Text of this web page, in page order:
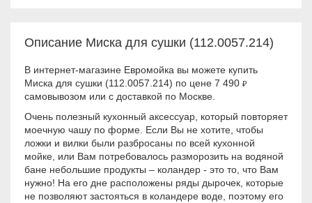
Описание Миска для сушки (112.0057.214)
В интернет-магазине Евромойка вы можете купить
Миска для сушки (112.0057.214) по цене 7 490 ₽
самовывозом или с доставкой по Москве.
Очень полезный кухонный аксессуар, который повторяет
моечную чашу по форме. Если Вы не хотите, чтобы
ложки и вилки были разбросаны по всей кухонной
мойке, или Вам потребовалось разморозить на водяной
бане небольшие продукты – коландер - это то, что Вам
нужно! На его дне расположены ряды дырочек, которые
не позволяют застояться в коландере воде, поэтому его